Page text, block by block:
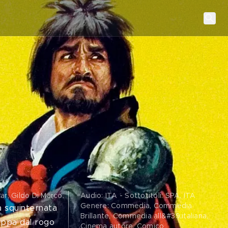
Gildo Di Marco.
squinternata
dal rogo
Audio: ITA - Sottotitoli: SPA, ITA
Genere: Commedia, Commedia
Brillante, Commedia all&#39;italiana,
Cinema autore, Comico